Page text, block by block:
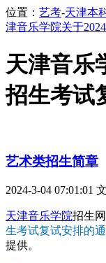
位置： 艺考-天津本
津音乐学院关于
天津音乐
招生考试
艺术类招生简章
2024-3-04 07:01:01
天津音乐学院招生
生考试复试安排的
提供。